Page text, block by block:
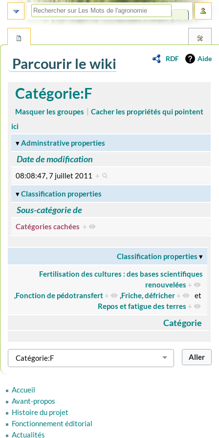
RDF Aide
Parcourir le wiki
Aller
Aller
Catégorie:F
Masquer les groupes
Cacher les propriétés qui pointent
ici
Adminstrative properties
Date de modification
08:08:47, 7 juillet 2011 +
Classification properties
Sous-catégorie de
Catégories cachées +
Classification properties
Fertilisation des cultures : des bases scientifiques
renouvelées +
,Fonction de pédotransfert + ,Friche, défricher +
et
Repos et fatigue des terres +
Catégorie
Accueil
Avant-propos
Histoire du projet
Fonctionnement éditorial
Actualités